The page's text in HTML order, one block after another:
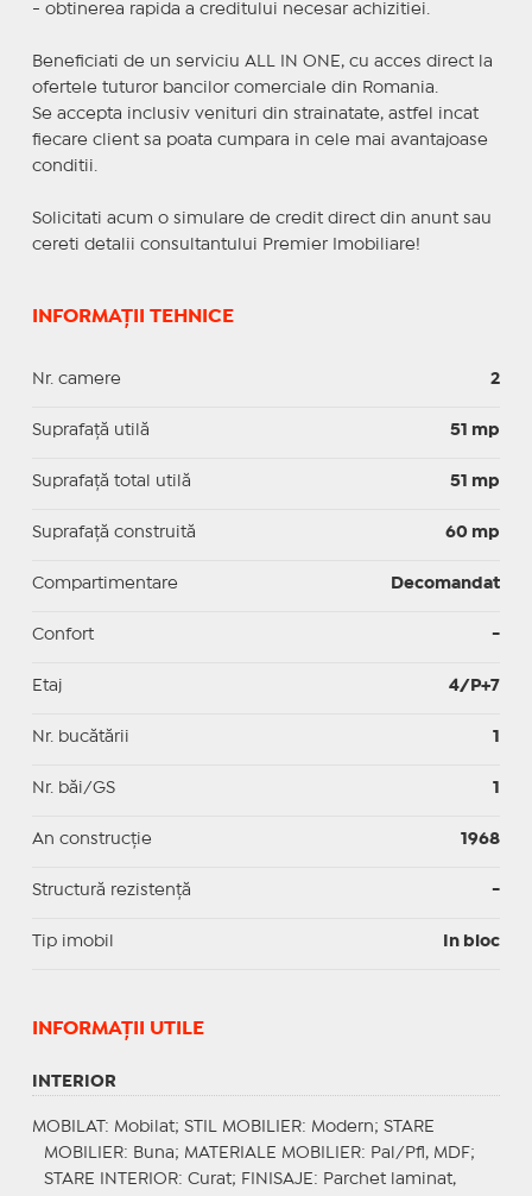
- obtinerea rapida a creditului necesar achizitiei.
Beneficiati de un serviciu ALL IN ONE, cu acces direct la
ofertele tuturor bancilor comerciale din Romania.
Se accepta inclusiv venituri din strainatate, astfel incat
fiecare client sa poata cumpara in cele mai avantajoase
conditii.
Solicitati acum o simulare de credit direct din anunt sau
cereti detalii consultantului Premier Imobiliare!
INFORMAȚII TEHNICE
Nr. camere 2
Suprafaţă utilă 51 mp
Suprafaţă total utilă 51 mp
Suprafaţă construită 60 mp
Compartimentare Decomandat
Confort -
Etaj 4/P+7
Nr. bucătării 1
Nr. băi/GS 1
An construcție 1968
Structură rezistență -
Tip imobil In bloc
INFORMAŢII UTILE
INTERIOR
MOBILAT : Mobilat; STIL MOBILIER: Modern; STARE
MOBILIER: Buna; MATERIALE MOBILIER: Pal/Pfl, MDF;
STARE INTERIOR: Curat; FINISAJE : Parchet laminat,